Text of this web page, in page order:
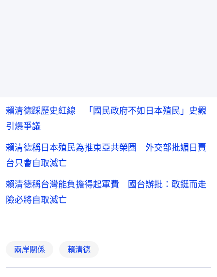
賴清德踩歷史紅線 「國民政府不如日本殖民」史觀
引爆爭議
賴清德稱日本殖民為推東亞共榮圈 外交部批媚日賣
台只會自取滅亡
賴清德稱台灣能負擔得起軍費 國台辦批：敢鋌而走
險必將自取滅亡
兩岸關係 賴清德